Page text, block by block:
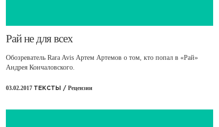
​Рай не для всех
Обозреватель Rara Avis Артем Артемов о том, кто попал в «Рай»
Андрея Кончаловского.
03.02.2017 ТЕКСТЫ / Рецензии